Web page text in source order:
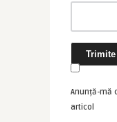
Anunță-mă
articol